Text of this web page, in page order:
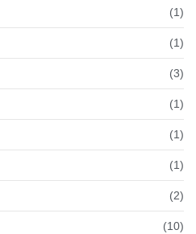
(1)
(1)
(3)
(1)
(1)
(1)
(2)
(10)